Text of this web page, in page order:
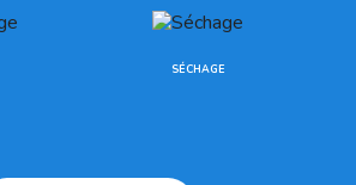
SÉCHAGE